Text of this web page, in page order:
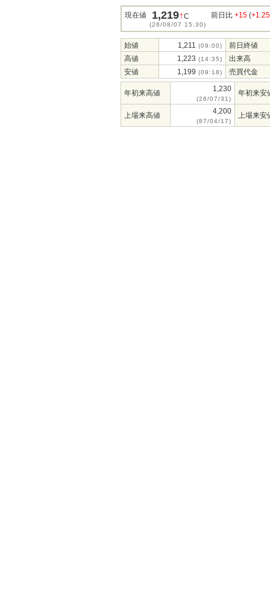
現在値 1,219↑C
(26/08/07 15:30)
前日比 +15 (
始値 1,211 (09:00)
前日終値
高値
1,223 (14:35)
出来高
安値
1,199 (09:18) 売買代金
年初来高値 1,230
(26/07/31)
年初来安
上場来高値 4,200
(87/04/17)
上場来安